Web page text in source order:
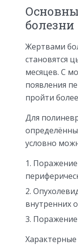
болезни
Жертвами
становятся
месяцев. С
появления
пройти
Для
условно
внутренних
Поражение